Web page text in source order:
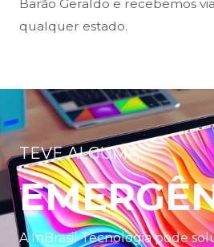
Barão Geraldo e recebemos
qualquer estado.
TEVE ALGUMA
A InBrasil Tecnologia pode